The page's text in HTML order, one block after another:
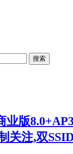
搜索
业版
关注,双